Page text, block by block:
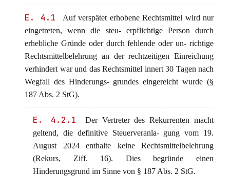
E. 4.1
Auf verspätet erhobene Rechtsmittel wird nur
eingetreten, wenn die steu- erpflichtige Person durch
erhebliche Gründe oder durch fehlende oder un- richtige
Rechtsmittelbelehrung an der rechtzeitigen Einreichung
verhindert war und das Rechtsmittel innert 30 Tagen nach
Wegfall des Hinderungs- grundes eingereicht wurde (§
187 Abs. 2 StG).
E. 4.2.1
Der Vertreter des Rekurrenten macht
geltend, die definitive Steuerveranla- gung vom 19.
August 2024 enthalte keine Rechtsmittelbelehrung
(Rekurs, Ziff. 16). Dies begründe einen
Hinderungsgrund im Sinne von § 187 Abs. 2 StG.